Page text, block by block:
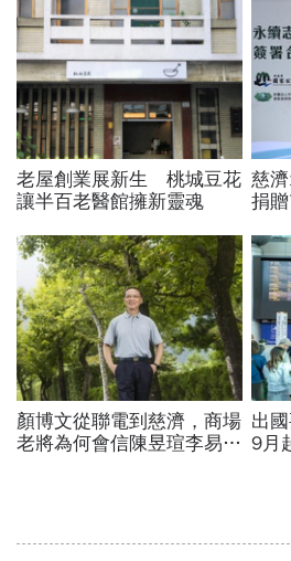
老屋創業展新生 桃城豆花
讓半百老醫館擁新靈魂
慈
捐
採
描
顏博文從聯電到慈濟，商場
老將為何會信陳昱瑄李易
出
9月
機